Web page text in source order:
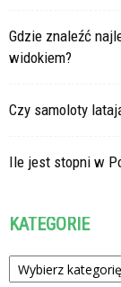
Gdzie znaleźć
widokiem?
Czy samoloty
Ile jest stopni w
KATEGORIE
Kategorie